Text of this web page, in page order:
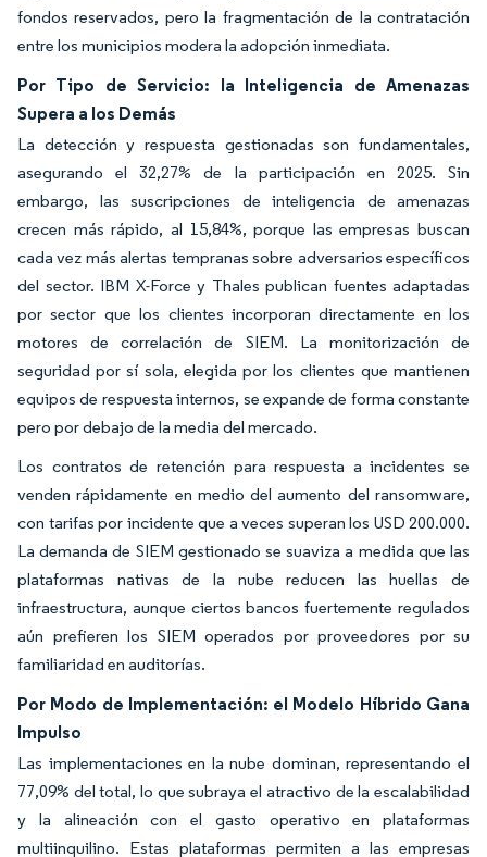
fondos reservados, pero la fragmentación de la contratación
entre los municipios modera la adopción inmediata.
Por Tipo de Servicio: la Inteligencia de Amenazas
Supera a los Demás
La detección y respuesta gestionadas son fundamentales,
asegurando el 32,27% de la participación en 2025. Sin
embargo, las suscripciones de inteligencia de amenazas
crecen más rápido, al 15,84%, porque las empresas buscan
cada vez más alertas tempranas sobre adversarios específicos
del sector. IBM X-Force y Thales publican fuentes adaptadas
por sector que los clientes incorporan directamente en los
motores de correlación de SIEM. La monitorización de
seguridad por sí sola, elegida por los clientes que mantienen
equipos de respuesta internos, se expande de forma constante
pero por debajo de la media del mercado.
Los contratos de retención para respuesta a incidentes se
venden rápidamente en medio del aumento del ransomware,
con tarifas por incidente que a veces superan los USD 200.000.
La demanda de SIEM gestionado se suaviza a medida que las
plataformas nativas de la nube reducen las huellas de
infraestructura, aunque ciertos bancos fuertemente regulados
aún prefieren los SIEM operados por proveedores por su
familiaridad en auditorías.
Por Modo de Implementación: el Modelo Híbrido Gana
Impulso
Las implementaciones en la nube dominan, representando el
77,09% del total, lo que subraya el atractivo de la escalabilidad
y la alineación con el gasto operativo en plataformas
multiinquilino. Estas plataformas permiten a las empresas